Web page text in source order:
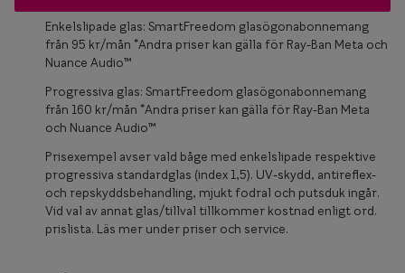
Enkelslipade glas: SmartFreedom glasögonabonnemang
från 95 kr/mån *Andra priser kan gälla för Ray-Ban Meta och
Nuance Audio™
Progressiva glas: SmartFreedom glasögonabonnemang
från 160 kr/mån *Andra priser kan gälla för Ray-Ban Meta
och Nuance Audio™
Prisexempel avser vald båge med enkelslipade respektive
progressiva standardglas (index 1,5). UV-skydd, antireflex-
och repskyddsbehandling, mjukt fodral och putsduk ingår.
Vid val av annat glas/tillval tillkommer kostnad enligt ord.
prislista. Läs mer under priser och service.